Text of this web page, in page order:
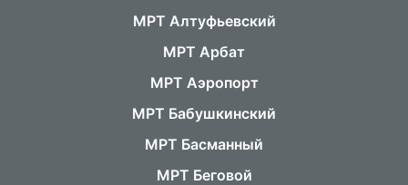
МРТ Алтуфьевский
МРТ Арбат
МРТ Аэропорт
МРТ Бабушкинский
МРТ Басманный
МРТ Беговой